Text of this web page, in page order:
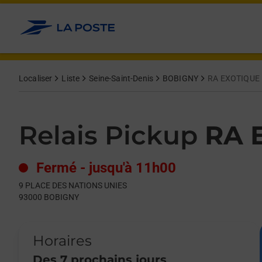
Allez au contenu
Localiser Liste Seine-Saint-Denis BOBIGNY RA EXOTIQUE
Relais Pickup RA
Fermé - jusqu'à 11h00
9 PLACE DES NATIONS UNIES
93000 BOBIGNY
Horaires
Day of the WeekHours
Get directions to Relais Pickup at 9 PLACE DES NATIONS UNIES
lien s'ouvre dans un nouvel onglet